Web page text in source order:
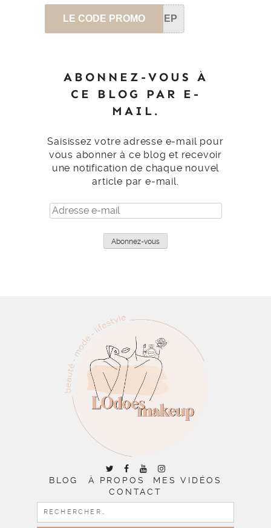
LE CODE PROMO SEP
ABONNEZ-VOUS À
CE BLOG PAR E-
MAIL.
Saisissez votre adresse e-mail pour
vous abonner à ce blog et recevoir
une notification de chaque nouvel
article par e-mail.
Adresse
e-
Abonnez-vous
BLOG À PROPOS
MES VIDÉOS
CONTACT
RECHERCHER :